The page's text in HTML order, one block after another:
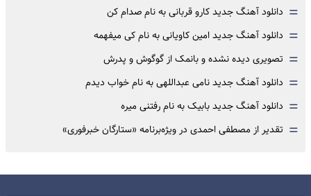
= دانلود آهنگ جدید کارو قربانی به نام صدام کن
= دانلود آهنگ جدید امین کاویانی به نام کی میفهمه
= تصویری دیده نشده و بانمک از گوگوش و پدرش
= دانلود آهنگ جدید نامی عبداللهی به نام خواب دیدم
= دانلود آهنگ جدید بابیک به نام رفتنی میره
= تقدیر از مصطفی احمدی در ویژه‌برنامه «ستارگان خبرفوری»